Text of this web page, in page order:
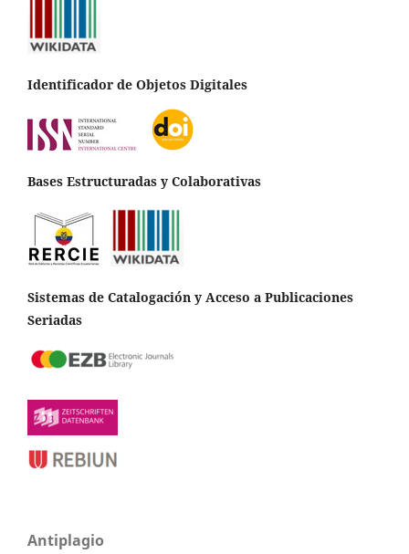
Identificador de Objetos Digitales
Bases Estructuradas y Colaborativas
Sistemas de Catalogación y Acceso a Publicaciones
Seriadas
Antiplagio